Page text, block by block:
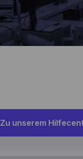
Zu unserem